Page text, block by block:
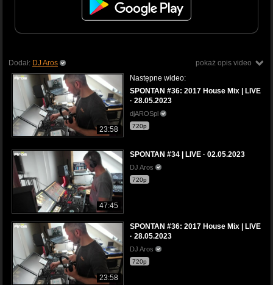
pokaż opis video
Dodał: DJ Aros
23:58
Następne wideo:
SPONTAN #36: 2017 House Mix | LIVE
· 28.05.2023
djAROSpl
720p
47:45
SPONTAN #34 | LIVE · 02.05.2023
DJ Aros
720p
23:58
SPONTAN #36: 2017 House Mix | LIVE
· 28.05.2023
DJ Aros
720p